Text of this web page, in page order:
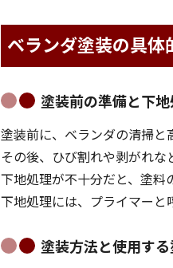
ベランダ塗装の具体
塗装前の準備と下
塗装前に、ベランダの清掃と
その後、ひび割れや剥がれな
下地処理が不十分だと、塗料
下地処理には、プライマーと
塗装方法と使用す